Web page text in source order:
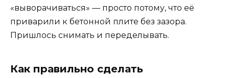
«выворачиваться» — просто потому, что её
приварили к бетонной плите без зазора.
Пришлось снимать и переделывать.
Как правильно сделать